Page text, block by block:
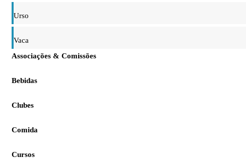
Urso
Vaca
Associações & Comissões
Bebidas
Clubes
Comida
Cursos